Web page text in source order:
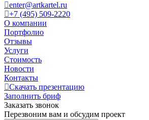
enter@artkartel.ru
+7 (495) 509-2220
О компании
Портфолио
Отзывы
Услуги
Стоимость
Новости
Контакты
Скачать презентацию
Заполнить бриф
Заказать звонок
Перезвоним вам и обсудим проект